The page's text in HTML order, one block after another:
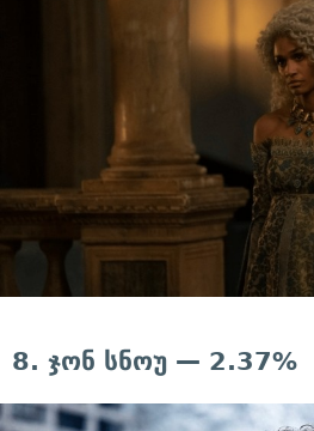
8. ჯონ სნოუ — 2.37%